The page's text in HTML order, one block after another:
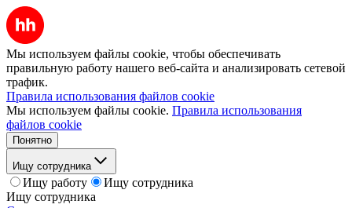
Мы используем файлы cookie, чтобы обеспечивать
правильную работу нашего веб-сайта и анализировать сетевой
трафик.
Правила использования файлов cookie
Мы используем файлы cookie. Правила использования
файлов cookie
Понятно
Ищу сотрудника
Ищу работу
Ищу сотрудника
Ищу сотрудника